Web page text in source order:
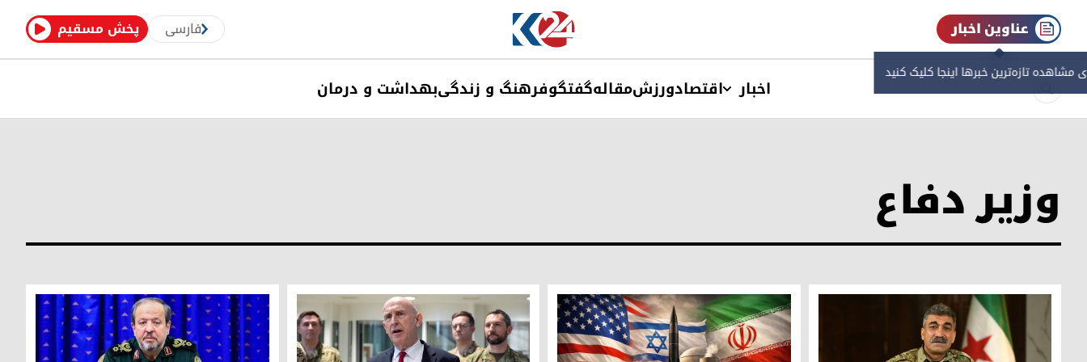
پخش مسقیم فارسی عناوین اخبار
مشاهده‌ تازه‌ترین خبرها اینجا کلیک کنید
اخبار اقتصادورزشمقالهگفتگوفرهنگ و زندگیبهداشت و درمان
وزیر دفاع